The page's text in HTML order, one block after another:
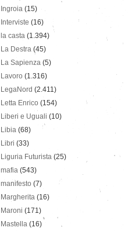
Ingroia (15)
Interviste (16)
la casta (1.394)
La Destra (45)
La Sapienza (5)
Lavoro (1.316)
LegaNord (2.411)
Letta Enrico (154)
Liberi e Uguali (10)
Libia (68)
Libri (33)
Liguria Futurista (25)
mafia (543)
manifesto (7)
Margherita (16)
Maroni (171)
Mastella (16)